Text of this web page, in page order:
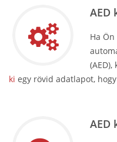
AED
Ha
ki egy rövid adatlapot,
AED